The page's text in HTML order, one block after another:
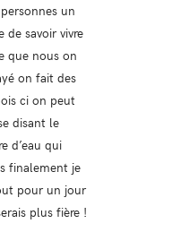
un
de savoir vivre
que nous on
on fait des
ci on peut
disant le
d’eau qui
finalement je
pour un jour
plus fière !